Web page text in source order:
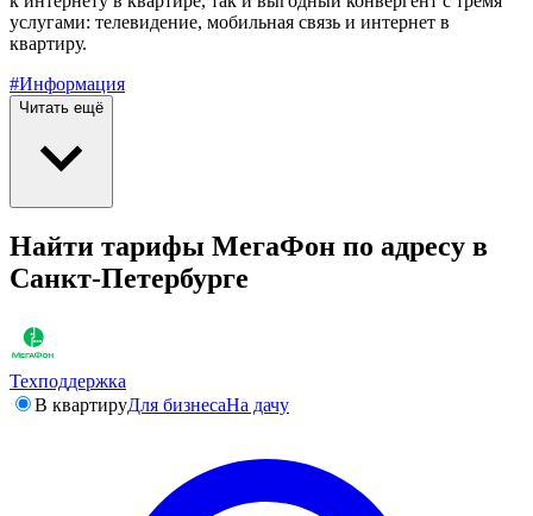
услугами: телевидение, мобильная связь и интернет в
квартиру.
#Информация
Читать ещё
Найти тарифы МегаФон по адресу в
Санкт-Петербурге
Техподдержка
В квартируДля бизнесаНа дачу